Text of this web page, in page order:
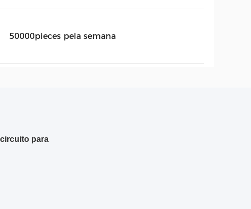
50000pieces pela semana
para